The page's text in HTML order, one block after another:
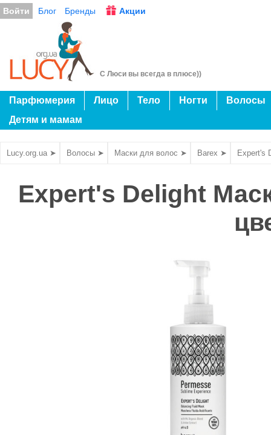
Войти Блог Бренды Акции
С Люси вы всегда в плюсе))
Парфюмерия Лицо Тело Ногти
Волосы
Детям и мамам
Lucy.org.ua ➤ Волосы ➤ Маски для волос ➤ Barex ➤ Expert's
Expert's Delight